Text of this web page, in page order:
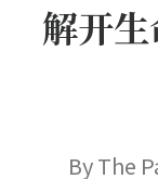
解开
By The